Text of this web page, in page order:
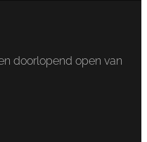
doorlopend open van